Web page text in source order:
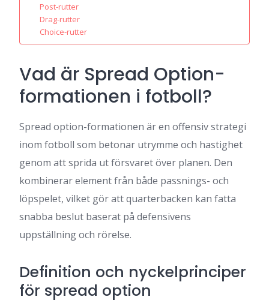
Post-rutter
Drag-rutter
Choice-rutter
Vad är Spread Option-
formationen i fotboll?
Spread option-formationen är en offensiv strategi
inom fotboll som betonar utrymme och hastighet
genom att sprida ut försvaret över planen. Den
kombinerar element från både passnings- och
löpspelet, vilket gör att quarterbacken kan fatta
snabba beslut baserat på defensivens
uppställning och rörelse.
Definition och nyckelprinciper
för spread option